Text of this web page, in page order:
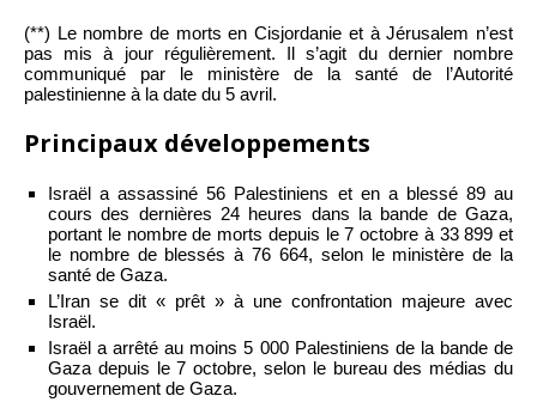
(**) Le nombre de morts en Cisjordanie et à Jérusalem n’est
pas mis à jour régulièrement. Il s’agit du dernier nombre
communiqué par le ministère de la santé de l’Autorité
palestinienne à la date du 5 avril.
Principaux développements
Israël a assassiné 56 Palestiniens et en a blessé 89 au
cours des dernières 24 heures dans la bande de Gaza,
portant le nombre de morts depuis le 7 octobre à 33 899 et
le nombre de blessés à 76 664, selon le ministère de la
santé de Gaza.
L’Iran se dit « prêt » à une confrontation majeure avec
Israël.
Israël a arrêté au moins 5 000 Palestiniens de la bande de
Gaza depuis le 7 octobre, selon le bureau des médias du
gouvernement de Gaza.